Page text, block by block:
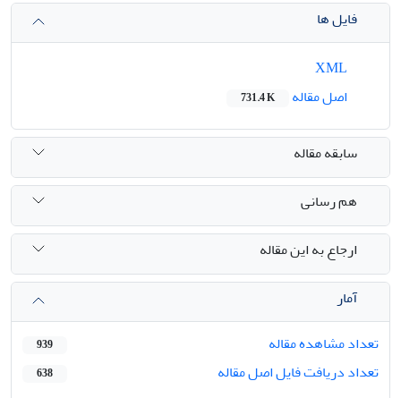
فایل ها
اصل مقاله
731.4 K
سابقه مقاله
هم رسانی
ارجاع به این مقاله
آمار
تعداد مشاهده مقاله
939
تعداد دریافت فایل اصل مقاله 638